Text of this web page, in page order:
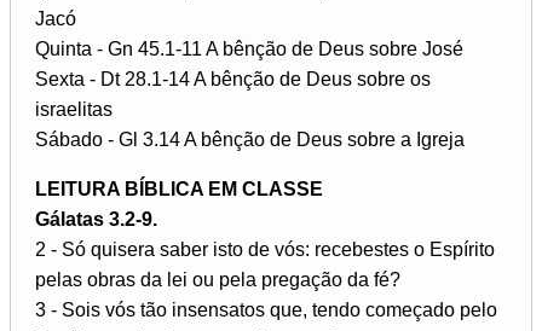
Jacó
Quinta - Gn 45.1-11 A bênção de Deus sobre José
Sexta - Dt 28.1-14 A bênção de Deus sobre os
israelitas
Sábado - Gl 3.14 A bênção de Deus sobre a Igreja
LEITURA BÍBLICA EM CLASSE
Gálatas 3.2-9.
2 - Só quisera saber isto de vós: recebestes o Espírito
pelas obras da lei ou pela pregação da fé?
3 - Sois vós tão insensatos que, tendo começado pelo